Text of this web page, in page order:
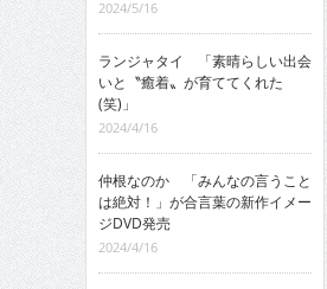
2024/5/16
ランジャタイ 「素晴らしい出会
いと〝癒着〟が育ててくれた
(笑)」
2024/4/16
仲根なのか 「みんなの言うこと
は絶対！」が合言葉の新作イメー
ジDVD発売
2024/4/16